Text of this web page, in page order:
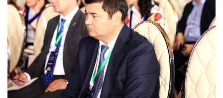
Отправить